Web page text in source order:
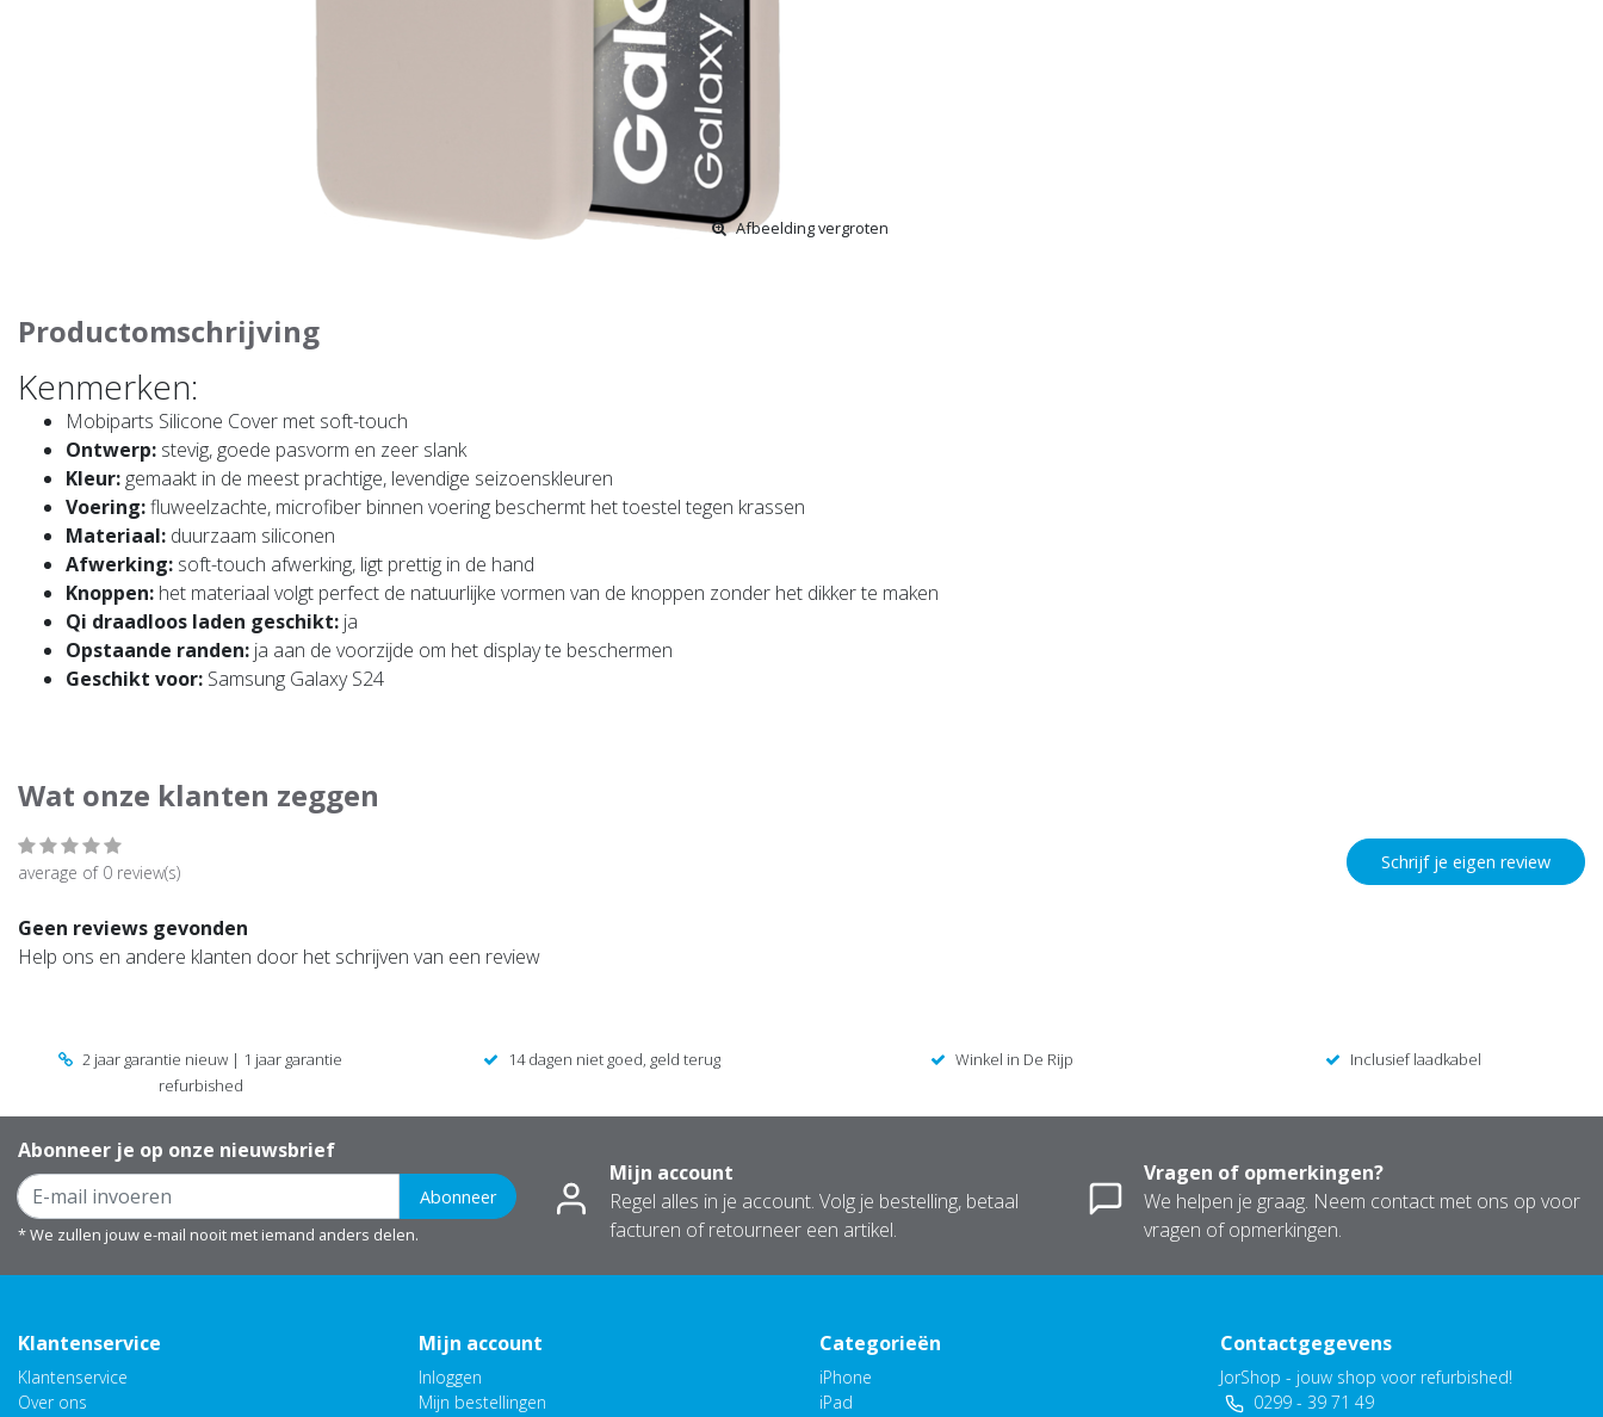
Afbeelding vergroten
Productomschrijving
Kenmerken:
Mobiparts Silicone Cover met soft-touch
Ontwerp: stevig, goede pasvorm en zeer slank
Kleur: gemaakt in de meest prachtige, levendige seizoenskleuren
Voering:fluweelzachte, microfiber binnen voering beschermt het toestel tegen krassen
Materiaal: duurzaam siliconen
Afwerking: soft-touch afwerking, ligt prettig in de hand
Knoppen: het materiaal volgt perfect de natuurlijke vormen van de knoppen zonder het dikker te maken
Qi draadloos laden geschikt: ja
Opstaande randen: ja aan de voorzijde om het display te beschermen
Geschikt voor: Samsung Galaxy S24
Wat onze klanten zeggen
average of 0 review(s) Schrijf je eigen review
Geen reviews gevonden
Help ons en andere klanten door het schrijven van een review
2 jaar garantie nieuw | 1 jaar garantie
refurbished
14 dagen niet goed, geld terug Winkel in De Rijp Inclusief laadkabel
Abonneer je op onze nieuwsbrief
Abonneer
* We zullen jouw e-mail nooit met iemand anders delen.
Mijn account
Regel alles in je account. Volg je bestelling, betaal
facturen of retourneer een artikel.
Vragen of opmerkingen?
We helpen je graag. Neem contact met ons op voor
vragen of opmerkingen.
Klantenservice
Klantenservice
Over ons
Mijn account
Inloggen
Mijn bestellingen
Categorieën
iPhone
iPad
Contactgegevens
JorShop - jouw shop voor refurbished!
0299 - 39 71 49